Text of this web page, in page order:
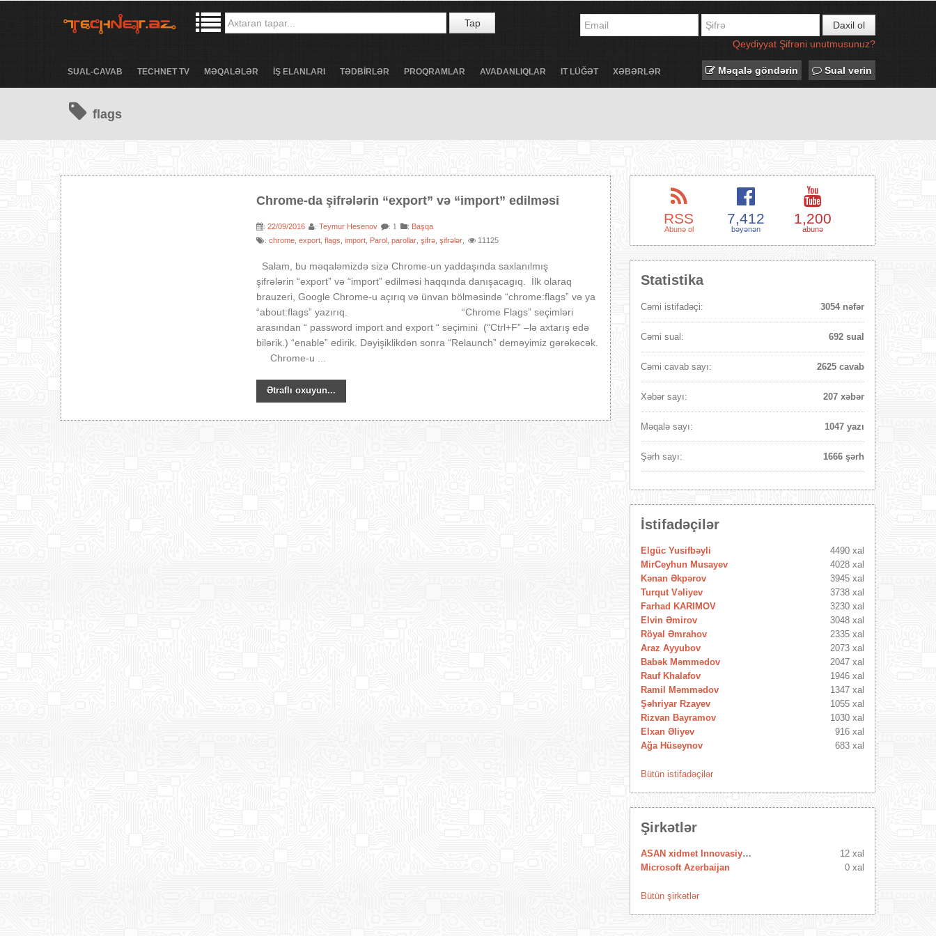
Tap
Daxil ol
Qeydiyyat Şifrəni unutmusunuz?
SUAL-CAVAB TECHNET TV MƏQALƏLƏR İŞ ELANLARI TƏDBİRLƏR PROQRAMLAR AVADANLIQLAR IT LÜĞƏT XƏBƏRLƏR Məqalə göndərin Sual verin
flags
Chrome-da şifrələrin “export” və “import” edilməsi
:22/09/2016 :Teymur Hesenov : 1 : Başqa
:chrome ,export ,flags ,import Parol ,parollar ,şifrə ,şifrələr 11125
Salam, bu məqaləmizdə sizə Chrome-un yaddaşında saxlanılmış
şifrələrin “export” və “import” edilməsi haqqında danışacagıq. İlk olaraq
brauzeri, Google Chrome-u açırıq və ünvan bölməsində “chrome:flags” və ya
“about:flags” yazırıq. “Chrome Flags” seçimləri
arasından “ password import and export “ seçimini (“Ctrl+F” –lə axtarış edə
bilərik.) “enable” edirik. Dəyişiklikdən sonra “Relaunch” deməyimiz gərəkəcək.
Chrome-u ...
Ətraflı oxuyun...
RSS
Abunə ol
7,412
bəyənən
1,200
abunə
Statistika
Cəmi istifadəçi: 3054 nəfər
Cəmi sual: 692 sual
Cəmi cavab sayı: 2625 cavab
Xəbər sayı: 207 xəbər
Məqalə sayı: 1047 yazı
Şərh sayı: 1666 şərh
İstifadəçilər
Elgüc Yusifbəyli
4490 xal
MirCeyhun Musayev
4028 xal
Kənan Əkpərov
3945 xal
Turqut Vəliyev
3738 xal
Farhad KARIMOV
3230 xal
Elvin Əmirov
3048 xal
Röyal Əmrahov
2335 xal
Araz Ayyubov
2073 xal
Babək Məmmədov
2047 xal
Rauf Khalafov
1946 xal
Ramil Məmmədov
1347 xal
Şəhriyar Rzayev
1055 xal
Rizvan Bayramov
1030 xal
Elxan Əliyev
916 xal
Ağa Hüseynov
683 xal
Bütün istifadəçilər
Şirkətlər
ASAN xidmet Innovasiya Mərkəzi
12 xal
Microsoft Azerbaijan
0 xal
Bütün şirkətlər